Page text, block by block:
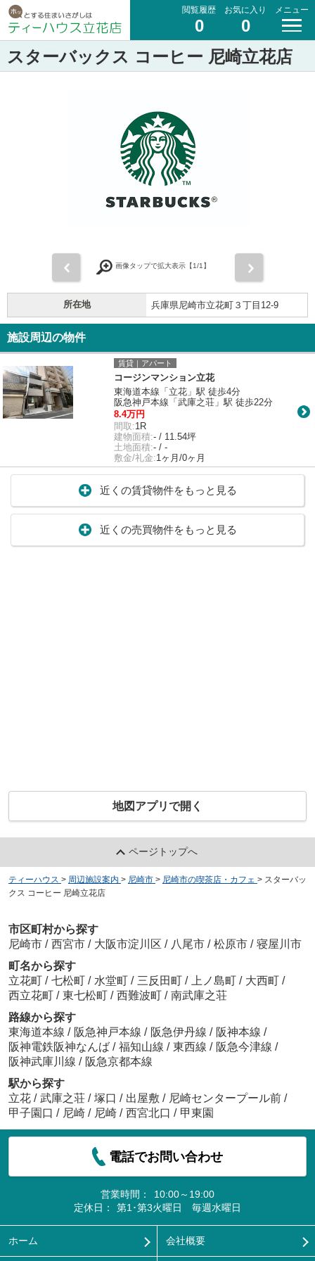
閲覧履歴
0
お気に入り
0
メニュー
スターバックス コーヒー 尼崎立花店
画像タップで拡大表示【1/1】
所在地 兵庫県尼崎市立花町３丁目12-9
施設周辺の物件
賃貸｜アパート
コージンマンション立花
東海道本線「立花」駅 徒歩4分
阪急神戸本線「武庫之荘」駅 徒歩22分
8.4万円
間取:1R
建物面積:- / 11.54坪
土地面積:- / -
敷金/礼金:1ヶ月/0ヶ月
近くの賃貸物件をもっと見る
近くの売買物件をもっと見る
地図アプリで開く
ページトップへ
ティーハウス > 周辺施設案内 > 尼崎市 > 尼崎市の喫茶店・カフェ > スターバッ
クス コーヒー 尼崎立花店
市区町村から探す
尼崎市 / 西宮市 / 大阪市淀川区 / 八尾市 / 松原市 / 寝屋川市
町名から探す
立花町 / 七松町 / 水堂町 / 三反田町 / 上ノ島町 / 大西町 /
西立花町 / 東七松町 / 西難波町 / 南武庫之荘
路線から探す
東海道本線 / 阪急神戸本線 / 阪急伊丹線 / 阪神本線 /
阪神電鉄阪神なんば / 福知山線 / 東西線 / 阪急今津線 /
阪神武庫川線 / 阪急京都本線
駅から探す
立花 / 武庫之荘 / 塚口 / 出屋敷 / 尼崎センタープール前 /
甲子園口 / 尼崎 / 尼崎 / 西宮北口 / 甲東園
電話でお問い合わせ
営業時間：
10:00～19:00
定休日：
第1･第3火曜日 毎週水曜日
ホーム 会社概要